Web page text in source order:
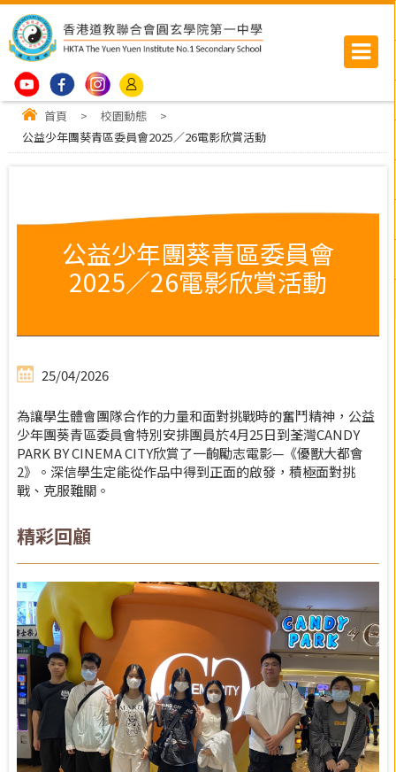
首頁 > 校園動態
>
公益少年團葵青區委員會2025／26電影欣賞活動
公益少年團葵青區委員會
2025／26電影欣賞活動
25/04/2026
為讓學生體會團隊合作的力量和面對挑戰時的奮鬥精神，公益
少年團葵青區委員會特別安排團員於4月25日到荃灣CANDY
PARK BY CINEMA CITY欣賞了一齣勵志電影—《優獸大都會
2》。深信學生定能從作品中得到正面的啟發，積極面對挑
戰、克服難關。
精彩回顧